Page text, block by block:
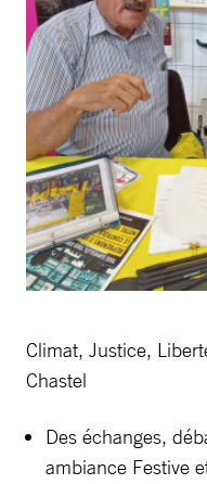
Climat, Justice,
Chastel
Des échanges,
ambiance Festive